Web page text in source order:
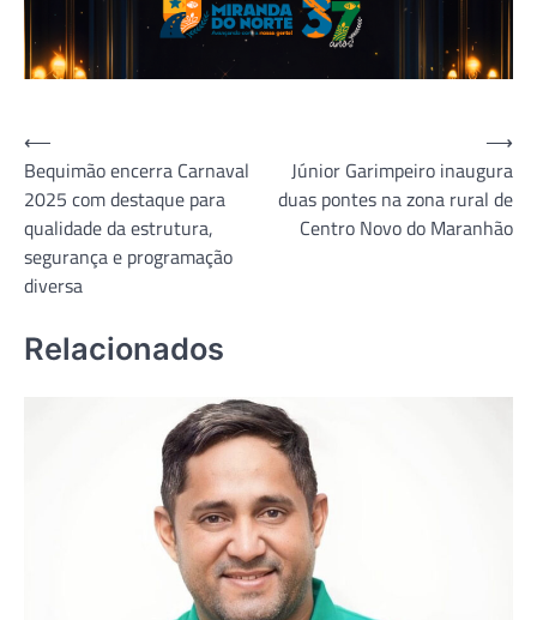
Navegação
de
Post
⟵
Bequimão encerra Carnaval
2025 com destaque para
qualidade da estrutura,
segurança e programação
diversa
Júnior Garimpeiro inaugura
duas pontes na zona rural de
Centro Novo do Maranhão
⟶
Relacionados